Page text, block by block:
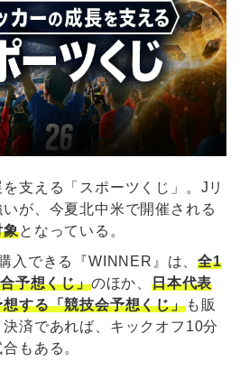
支える「スポーツくじ」。Jリ
が、今夏北中米で開催される
象となっている。
入できる『WINNER』は、全1
予想くじ」のほか、日本代表
する「競技会予想くじ」も販
済であれば、キックオフ10分
もある。